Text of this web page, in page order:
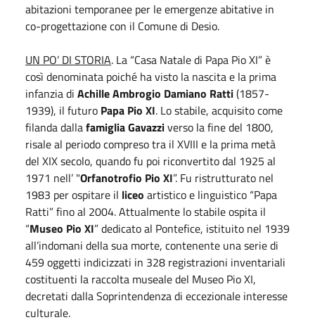
abitazioni temporanee per le emergenze abitative in
co-progettazione con il Comune di Desio.
UN PO’ DI STORIA. La “Casa Natale di Papa Pio XI” è
così denominata poiché ha visto la nascita e la prima
infanzia di Achille Ambrogio Damiano Ratti(1857-
1939), il futuro Papa Pio XI. Lo stabile, acquisito come
filanda dallafamiglia Gavazziverso la fine del 1800,
risale al periodo compreso tra il XVIII e la prima metà
del XIX secolo, quando fu poi riconvertito dal 1925 al
1971 nell’ "Orfanotrofio Pio XI”. Fu ristrutturato nel
1983 per ospitare il liceo artistico e linguistico “Papa
Ratti” fino al 2004. Attualmente lo stabile ospita il
“Museo Pio XI” dedicato al Pontefice, istituito nel 1939
all’indomani della sua morte, contenente una serie di
459 oggetti indicizzati in 328 registrazioni inventariali
costituenti la raccolta museale del Museo Pio XI,
decretati dalla Soprintendenza di eccezionale interesse
culturale.